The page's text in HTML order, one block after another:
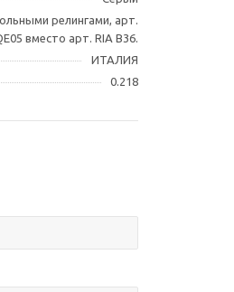
релингами, арт.
вместо арт. RIA B36.
ИТАЛИЯ
0.218